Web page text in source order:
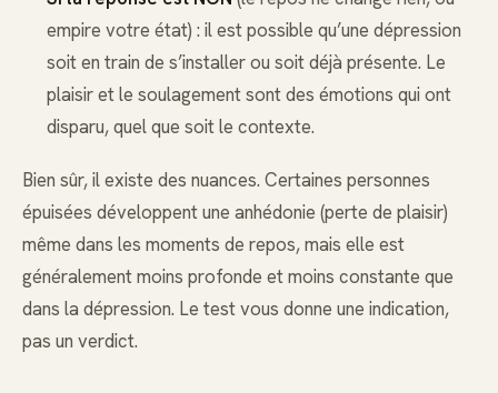
empire votre état) : il est possible qu’une dépression
soit en train de s’installer ou soit déjà présente. Le
plaisir et le soulagement sont des émotions qui ont
disparu, quel que soit le contexte.
Bien sûr, il existe des nuances. Certaines personnes
épuisées développent une anhédonie (perte de plaisir)
même dans les moments de repos, mais elle est
généralement moins profonde et moins constante que
dans la dépression. Le test vous donne une indication,
pas un verdict.